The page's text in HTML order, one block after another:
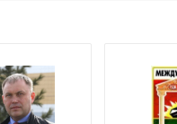
но и по-новому
Делимся